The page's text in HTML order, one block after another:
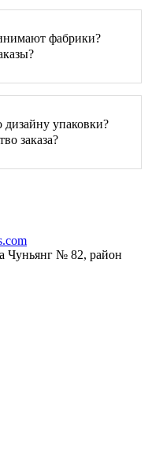
фабрики?
упаковки?
заказа?
Чуньянг № 82, район